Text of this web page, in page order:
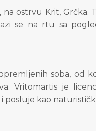
ostrvu Krit, Grčka.
se na rtu sa
soba, od
Vritomartis je
kao